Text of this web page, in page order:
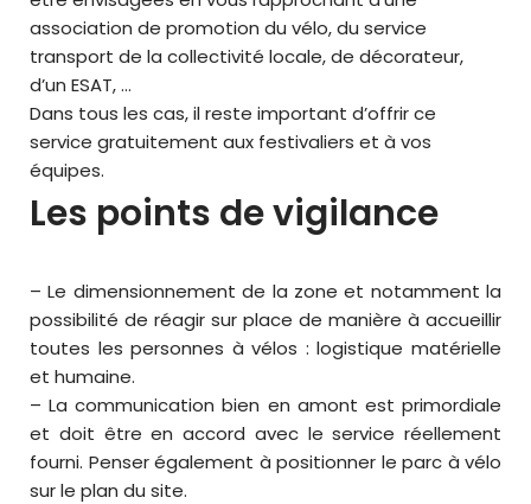
association de promotion du vélo, du service
transport de la collectivité locale, de décorateur,
d’un ESAT, …
Dans tous les cas, il reste important d’offrir ce
service gratuitement aux festivaliers et à vos
équipes.
Les points de vigilance
– Le dimensionnement de la zone et notamment la
possibilité de réagir sur place de manière à accueillir
toutes les personnes à vélos : logistique matérielle
et humaine.
– La communication bien en amont est primordiale
et doit être en accord avec le service réellement
fourni. Penser également à positionner le parc à vélo
sur le plan du site.